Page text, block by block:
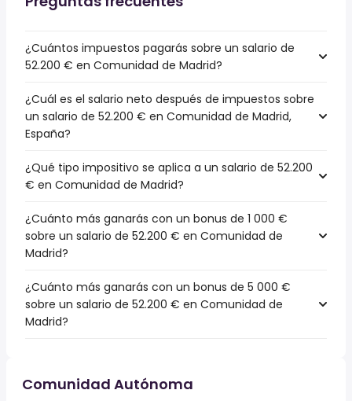
¿Cuántos impuestos pagarás sobre un salario de
52.200 € en Comunidad de Madrid?
¿Cuál es el salario neto después de impuestos sobre
un salario de 52.200 € en Comunidad de Madrid,
España?
¿Qué tipo impositivo se aplica a un salario de 52.200
€ en Comunidad de Madrid?
¿Cuánto más ganarás con un bonus de 1 000 €
sobre un salario de 52.200 € en Comunidad de
Madrid?
¿Cuánto más ganarás con un bonus de 5 000 €
sobre un salario de 52.200 € en Comunidad de
Madrid?
Comunidad Autónoma